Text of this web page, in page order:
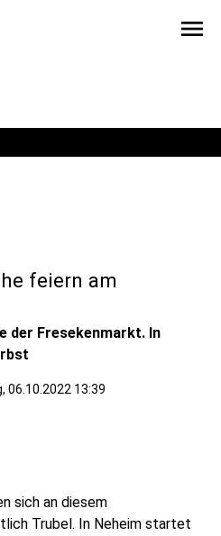
menu
feiern am
der Fresekenmarkt. In
06.10.2022 13:39
sich an diesem
Trubel. In Neheim startet